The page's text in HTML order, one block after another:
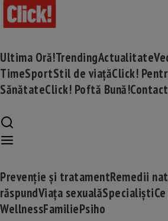
Ultima Oră!TrendingActualitate
TimeSportStil de viațăClick!
SănătateClick! Poftă Bună!Contact
Prevenție și tratamentRemedii
răspundViața sexualăSpecialiști
WellnessFamiliePsiho